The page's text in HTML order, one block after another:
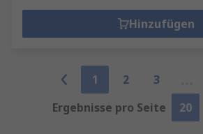
Hinzufügen
1 2 3
Ergebnisse pro Seite
20